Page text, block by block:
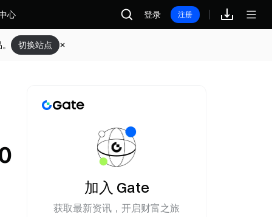
心 登录 注册
切换站点
加入 Gate
获取最新资讯，开启财富之旅